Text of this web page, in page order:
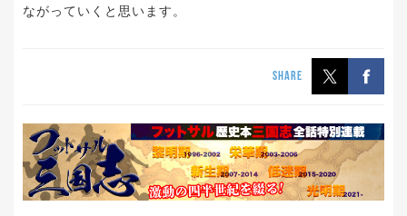
ながっていくと思います。
SHARE